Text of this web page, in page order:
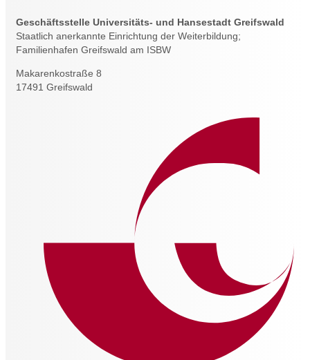
Geschäftsstelle Universitäts- und Hansestadt Greifswald
Staatlich anerkannte Einrichtung der Weiterbildung;
Familienhafen Greifswald am ISBW
Makarenkostraße 8
17491 Greifswald